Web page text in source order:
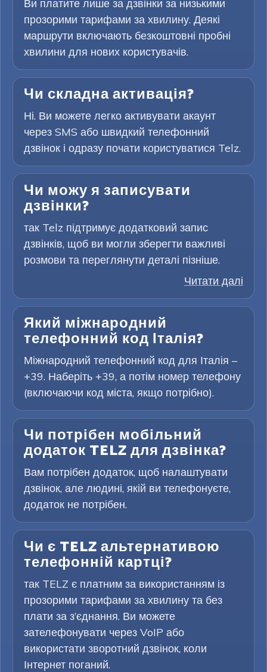
Ви платите лише за дзвінки за низькими
прозорими тарифами за хвилину. Деякі
маршрути включають безкоштовні пробні
хвилини для нових користувачів.
Чи складна активація?
Ні. Ви можете легко активувати акаунт
через SMS або швидкий телефонний
дзвінок і одразу почати користуватися Telz.
Чи можу я записувати
дзвінки?
так Telz підтримує додатковий запис
дзвінків, щоб ви могли зберегти важливі
розмови та переглянути деталі пізніше.
Читати далі
Який міжнародний
телефонний код Італія?
Міжнародний телефонний код для Італія –
+39. Наберіть +39, а потім номер телефону
(включаючи код міста, якщо потрібно).
Чи потрібен мобільний
додаток TELZ для дзвінка?
Вам потрібен додаток, щоб налаштувати
дзвінок, але людині, якій ви телефонуєте,
додаток не потрібен.
Чи є TELZ альтернативою
телефонній картці?
так TELZ є платним за використанням із
прозорими тарифами за хвилину та без
плати за з’єднання. Ви можете
зателефонувати через VoIP або
використати зворотний дзвінок, коли
Інтернет поганий.